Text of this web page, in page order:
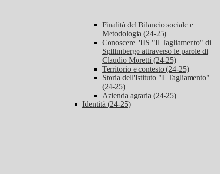
Finalità del Bilancio sociale e
Metodologia (24-25)
Conoscere l'IIS "Il Tagliamento" di
Spilimbergo attraverso le parole di
Claudio Moretti (24-25)
Territorio e contesto (24-25)
Storia dell'Istituto "Il Tagliamento"
(24-25)
Azienda agraria (24-25)
Identità (24-25)